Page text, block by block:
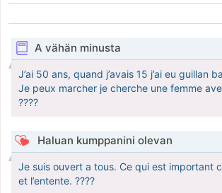
A vähän minusta
J’ai 50 ans, quand j’avais 15 j’ai eu guillan
Je peux marcher je cherche une femme
????
Haluan kumppanini olevan
Je suis ouvert a tous. Ce qui est important
et l’entente. ????